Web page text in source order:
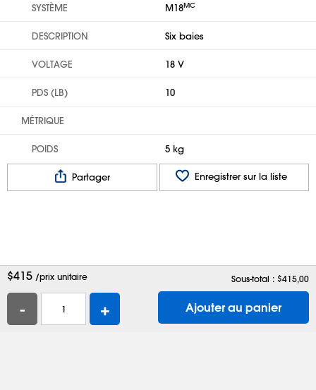
SYSTÈME M18MC
DESCRIPTION Six baies
VOLTAGE 18 V
PDS (LB) 10
MÉTRIQUE
POIDS 5 kg
Partager Enregistrer sur la liste
$415 /prix unitaire Sous-total : $415,00
- + Ajouter au panier